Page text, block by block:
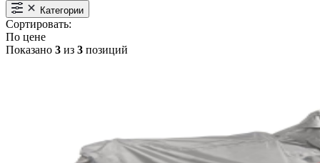
Категории
Сортировать:
По цене
Показано 3 из 3 позиций